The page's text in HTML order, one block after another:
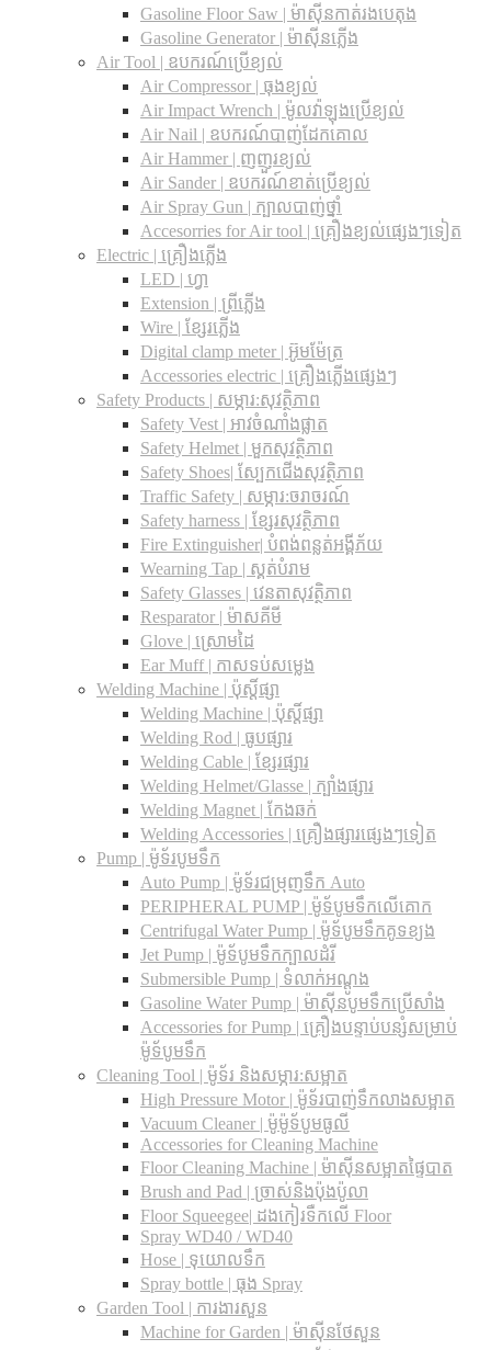
Gasoline Floor Saw | ម៉ាស៊ីនកាត់រងបេតុង
Gasoline Generator | ម៉ាស៊ីនភ្លើង
Air Tool | ឧបករណ៍ប្រើខ្យល់
Air Compressor | ធុងខ្យល់
Air Impact Wrench | ម៉ូលវ៉ាឡុងប្រើខ្យល់
Air Nail | ឧបករណ៍បាញ់ដែកគោល
Air Hammer | ញញួរខ្យល់
Air Sander | ឧបករណ៍ខាត់ប្រើខ្យល់
Air Spray Gun | ក្បាលបាញ់ថ្នាំ
Accesorries for Air tool | គ្រឿងខ្យល់ផ្សេងៗទៀត
Electric | គ្រឿងភ្លើង
LED | ហ្វា
Extension | ព្រីភ្លើង
Wire | ខ្សែរភ្លើង
Digital clamp meter | អ៊ូមម៉ែត្រ
Accessories electric | គ្រឿងភ្លើងផ្សេងៗ
Safety Products | សម្ភារ:សុវត្ថិភាព
Safety Vest | អាវចំណាំងផ្លាត
Safety Helmet | មួកសុវត្ថិភាព
Safety Shoes| ស្បែកជើងសុវត្ថិភាព
Traffic Safety​ | សម្ភារ:ចរាចរណ៍
Safety harness | ខ្សែរសុវត្ថិភាព
Fire Extinguisher| បំពង់ពន្លត់អង្គីភ័យ
Wearning Tap | ស្គត់បំរាម
Safety Glasses | វេនតាសុវត្ថិភាព
Resparator | ម៉ាសគីមី
Glove | ស្រោមដៃ
Ear Muff | កាសទប់សម្លេង
Welding Machine | ប៉ុស្តិ៍ផ្សា
Welding Machine | ប៉ុស្តិ៍ផ្សា
Welding Rod | ធូបផ្សារ
Welding Cable | ខ្សែរផ្សារ
Welding Helmet/Glasse | ក្បាំងផ្សារ
Welding Magnet | កែងឆក់
Welding Accessories | គ្រឿងផ្សារផ្សេងៗទៀត
Pump | ម៉ូទ័របូមទឹក
Auto Pump | ម៉ូទ័រជម្រុញទឹក Auto
PERIPHERAL PUMP | ម៉ូទ័បូមទឹកលើគោក
Centrifugal Water Pump | ម៉ូទ័បូមទឹកគូទខ្យង
Jet Pump | ម៉ូទ័បូមទឹកក្បាលដំរី
Submersible Pump | ទំលាក់អណ្តូង
Gasoline Water Pump | ម៉ាស៊ីនបូមទឹកប្រើសាំង
Accessories for Pump | គ្រឿងបន្ទាប់បន្សំសម្រាប់
ម៉ូទ័បូមទឹក
Cleaning Tool | ម៉ូទ័រ និងសម្ភារ:សម្អាត
High Pressure Motor | ម៉ូទ័របាញ់ទឹកលាងសម្អាត
Vacuum Cleaner | ម៉ូម៉ូទ័បូមធូលី
Accessories for Cleaning Machine
Floor Cleaning Machine | ម៉ាស៊ីនសម្អាតផ្ទៃបាត
Brush and Pad | ច្រាស់និងប៉ុងប៉ូលា
Floor Squeegee| ដងកៀរទឺកលើ Floor
Spray WD40 / WD40
Hose | ទុយោលទឹក
Spray bottle | ធុង Spray
Garden Tool | ការងារសួន
Machine for Garden | ម៉ាស៊ីនថែសួន